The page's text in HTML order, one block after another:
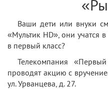
Ваши дети или внуки
«Мультик HD», они учатся
в первый класс?
Телекомпания
проводят акцию с
ул. Урванцева, д. 27.